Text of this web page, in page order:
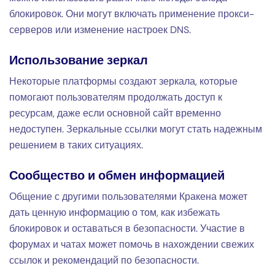
блокировок. Они могут включать применение прокси-
серверов или изменение настроек DNS.
Использование зеркал
Некоторые платформы создают зеркала, которые
помогают пользователям продолжать доступ к
ресурсам, даже если основной сайт временно
недоступен. Зеркальные ссылки могут стать надежным
решением в таких ситуациях.
Сообщество и обмен информацией
Общение с другими пользователями Кракена может
дать ценную информацию о том, как избежать
блокировок и оставаться в безопасности. Участие в
форумах и чатах может помочь в нахождении свежих
ссылок и рекомендаций по безопасности.